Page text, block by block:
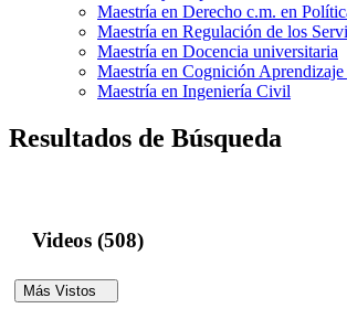
Maestría en Derecho c.m. en
Maestría en Regulación de los
Maestría en Docencia universitaria
Maestría en Cognición
Maestría en Ingeniería Civil
Resultados de Búsqueda
Videos (508)
Más Vistos